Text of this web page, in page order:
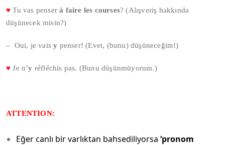
♥ Tu vas penserà faire les courses? (Alışveriş hakkında
düşünecek misin?)
– Oui, je vaisy penser! (Evet, (bunu) düşüneceğim!)
♥ Je n’y réfléchis pas. (Bunu düşünmüyorum.)
ATTENTION:
Eğer canlı bir varlıktan bahsediliyorsa ‘pronom